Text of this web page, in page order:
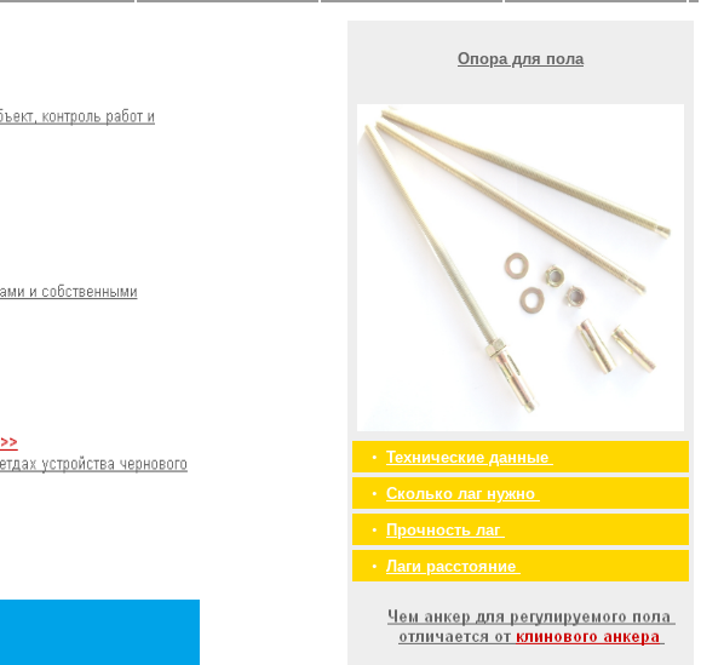
Опора для пола
• Технические данные
• Сколько лаг нужно
•
Прочность лаг
• Лаги расстояние